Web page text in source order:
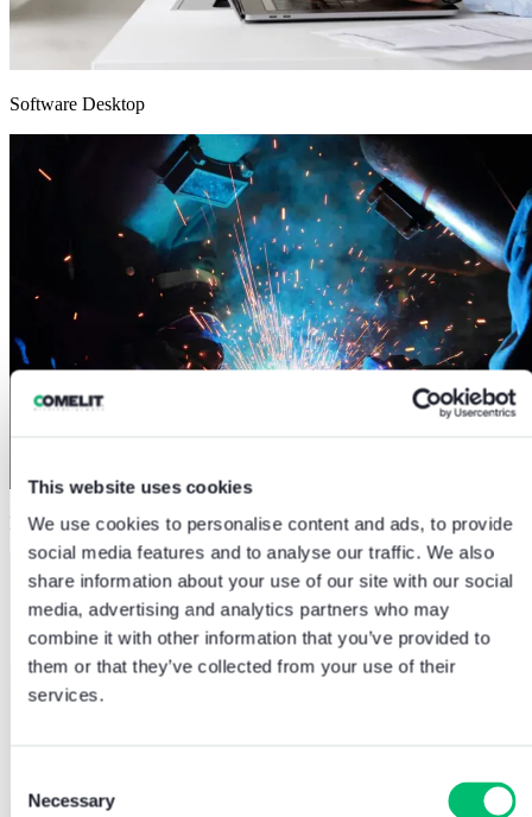
This website uses cookies
We use cookies to personalise content and ads, to provide
social media features and to analyse our traffic. We also
share information about your use of our site with our social
media, advertising and analytics partners who may
combine it with other information that you’ve provided to
them or that they’ve collected from your use of their
services.
Selection
Necessary
Software Desktop
Mechanical and Industrialization